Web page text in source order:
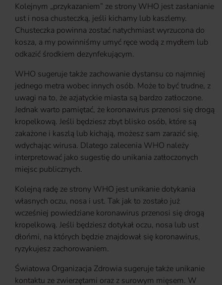
Kolejnym „przykazaniem” ze strony WHO jest zasłanianie
ust i nosa chusteczką, jeśli kichamy lub kaszlemy.
Chusteczka powinna zostać natychmiast wyrzucona do
kosza, a my powinniśmy umyć ręce wodą z mydłem lub
odkazić środkiem dezynfekującym.
WHO sugeruje także zachowanie dystansu co najmniej
jednego metra wobec innych osób. Może to być trudne, z
uwagi na to, że azjatyckie miasta są bardzo zatłoczone.
Jednak warto pamiętać, że koronawirus przenosi się drogą
kropelkową. Jeśli będziesz zbyt blisko osób, które są
zakażone i kaszlą lub kichają, możesz sam zarazić się,
wdychając wirusa. Dlatego zalecenia WHO należy
interpretować jako sugestię do unikania zatłoczonych
miejsc publicznych.
Kolejną radę ze strony WHO jest unikanie dotykania
własnych oczu, nosa i ust. Tak jak to zostało już
wcześniej powiedziane koronawirus przenosi się drogą
kropelkową. Jeśli będziesz dotykał oczu, nosa lub ust
dłońmi, na których będzie znajdował się koronawirus,
ryzykujesz zachorowaniem.
Światowa Organizacja Zdrowia sugeruje także unikanie
kontaktu ze zwierzętami oraz z surowym mięsem. W